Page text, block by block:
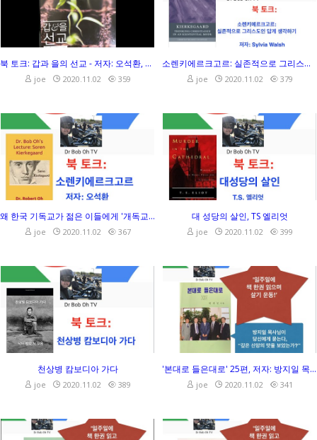
북 토크: 갑과 을의 선교 - 저자: 오석환, 출판: 영국 레그눔 출판사
joe 2020.11.02 359
소렌키에르크고르: 실존적으로 그리스도인 답게 생각하기, 저자: Sylvia Walsh
joe 2020.11.02 379
왜 한국 기독교가 젊은 이들에게 '개독교'라는 소리를 듣고 있나요? 이 질문에 시원하게 대답해 드립니다.
joe 2020.11.02
왜 한국 기독교가 젊은 이들에게 '개독교'라는 소리를 듣고 있나요? 이 질문에 시원하게 대답해 드립니다.
joe 2020.11.02 367
대 성당의 살인, TS 엘리엇
joe 2020.11.02
대 성당의 살인, TS 엘리엇
joe 2020.11.02 399
천상병 캄보디아 가다
joe 2020.11.02
천상병 캄보디아 가다
joe 2020.11.02 389
'본대로 들은대로' 25편, 저자: 방지일 목사님이 당신에게 묻는다, “깊은 신앙의 맛을 보았는가?”
joe 2020.11.02 341
'본대로 들은대로' 25편, 저자: 방지일 목사님이 당신에게 묻는다, “깊은 신앙의 맛을 보았는가?”
joe 2020.11.02 341
'본대로 들은대로' 28편, 저자: 방지일 목사님 닥터 밥오 시 모음집 - 59 밥오 박사가 당신에게 묻는다, “시를 왜 안 쓰세요?”